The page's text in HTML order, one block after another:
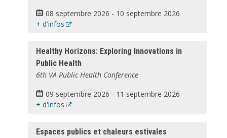
08 septembre 2026 - 10 septembre 2026
+ d'infos
Healthy Horizons: Exploring Innovations in
Public Health
6th VA Public Health Conference
09 septembre 2026 - 11 septembre 2026
+ d'infos
Espaces publics et chaleurs estivales